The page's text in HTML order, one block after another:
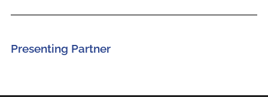
Presenting Partner